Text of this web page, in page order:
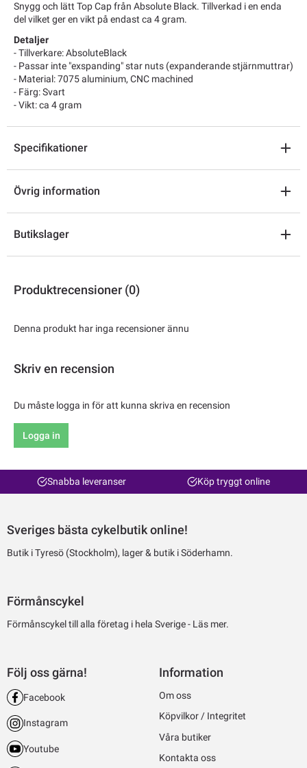
Snygg och lätt Top Cap från Absolute Black. Tillverkad i en enda
del vilket ger en vikt på endast ca 4 gram.
Detaljer
- Tillverkare: AbsoluteBlack
- Passar inte "exspanding" star nuts (expanderande stjärnmuttrar)
- Material: 7075 aluminium, CNC machined
- Färg: Svart
- Vikt: ca 4 gram
Specifikationer
Övrig information
Butikslager
Produktrecensioner (0)
Denna produkt har inga recensioner ännu
Skriv en recension
Du måste logga in för att kunna skriva en recension
Logga in
Snabba leveranser Köp tryggt online
Sveriges bästa cykelbutik online!
Butik i Tyresö (Stockholm), lager & butik i Söderhamn.
Förmånscykel
Förmånscykel till alla företag i hela Sverige - Läs mer.
Följ oss gärna!
Facebook
Instagram
Youtube
Information
Om oss
Köpvilkor / Integritet
Våra butiker
Kontakta oss